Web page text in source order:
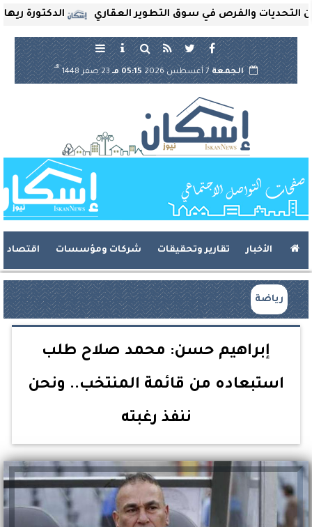
الدكتورة ريهام والفرص في سوق التطوير العقاري
الجمعة 05:15 مـ 23 صفر 1448
هـ
الأخبار تقارير وتحقيقات شركات ومؤسسات اقتصاد
رياضة
إبراهيم حسن: محمد صلاح طلب
استبعاده من قائمة المنتخب.. ونحن
ننفذ رغبته